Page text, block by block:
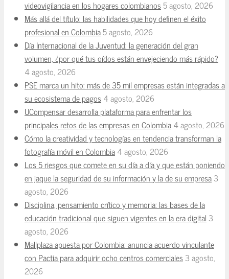
videovigilancia en los hogares colombianos5 agosto, 2026
Más allá del título: las habilidades que hoy definen el éxito
profesional en Colombia5 agosto, 2026
Día Internacional de la Juventud: la generación del gran
volumen, ¿por qué tus oídos están envejeciendo más rápido?
4 agosto, 2026
PSE marca un hito: más de 35 mil empresas están integradas a
su ecosistema de pagos4 agosto, 2026
UCompensar desarrolla plataforma para enfrentar los
principales retos de las empresas en Colombia4 agosto, 2026
Cómo la creatividad y tecnologías en tendencia transforman la
fotografía móvil en Colombia4 agosto, 2026
Los 5 riesgos que comete en su día a día y que están poniendo
en jaque la seguridad de su información y la de su empresa3
agosto, 2026
Disciplina, pensamiento crítico y memoria: las bases de la
educación tradicional que siguen vigentes en la era digital 3
agosto, 2026
Mallplaza apuesta por Colombia: anuncia acuerdo vinculante
con Pactia para adquirir ocho centros comerciales3 agosto,
2026